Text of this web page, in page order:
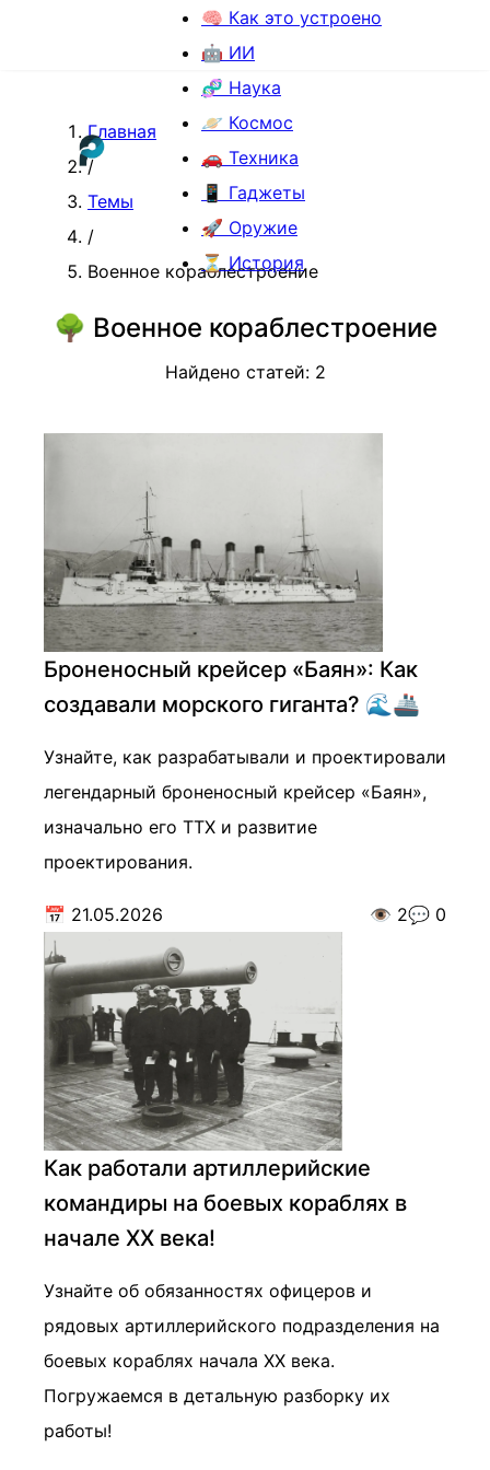
🧠 Как это устроено
🤖 ИИ
🧬 Наука
🪐 Космос
🚗 Техника
📱 Гаджеты
🚀 Оружие
⏳ История
Главная
/
Темы
/
Военное кораблестроение
🌳 Военное кораблестроение
Найдено статей: 2
Броненосный крейсер «Баян»: Как
создавали морского гиганта? 🌊🚢
Узнайте, как разрабатывали и проектировали
легендарный броненосный крейсер «Баян»,
изначально его ТТХ и развитие
проектирования.
📅 21.05.2026 👁️ 2💬 0
Как работали артиллерийские
командиры на боевых кораблях в
начале XX века!
Узнайте об обязанностях офицеров и
рядовых артиллерийского подразделения на
боевых кораблях начала XX века.
Погружаемся в детальную разборку их
работы!